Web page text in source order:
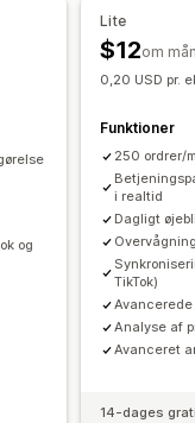
UTM-sporing
analyse
og
Lite
$12om
0,20 USD pr.
Funktioner
250 ordrer/
i realtid
Dagligt
TikTok)
Analyse af
Avanceret
14-dages